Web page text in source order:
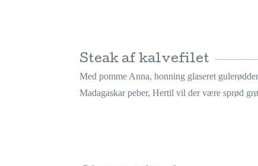
Steak af kalvefilet
Med pomme Anna, honning glaseret
Madagaskar peber, Hertil vil der være sprød